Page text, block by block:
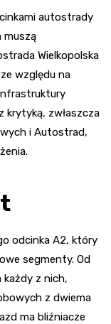
autostrady
muszą
Wielkopolska
względu na
krytyką, zwłaszcza
i Autostrad,
odcinka A2, który
segmenty. Od
każdy z nich,
z dwiema
ma bliźniacze